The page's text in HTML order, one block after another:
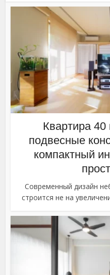
Квартира 40
подвесные
компактный
Современный дизайн
строится не на